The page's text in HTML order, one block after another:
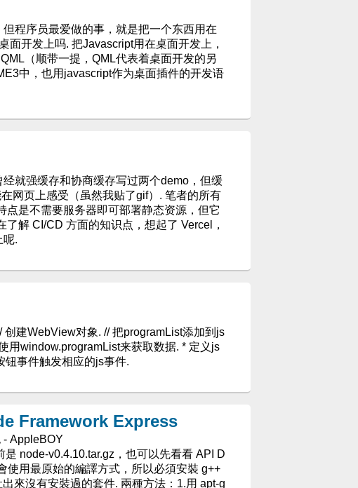
程序员最爱做的事，就是把一个东西用在
面开发上吗. 把Javascript用在桌面开发上，
（顺带一提，QML代表着桌面开发的另
中，也用javascript作为桌面插件的开发语
就强缓存和协商缓存写过两个demo，但缓
网页上感受（虽然我贴了gif）. 笔者的所有
点是不需要服务器即可部署静态资源，但它
解 CI/CD 方面的知识点，想起了 Vercel，
呢.
建WebView对象. // 把programList添加到js
用window.programList来获取数据. * 定义js
钮事件触发相应的js事件.
Framework Express
- AppleBOY
node-v0.4.10.tar.gz，也可以先看看 API D
使用最原始的編譯方式，所以必須安裝 g++
來沒有安裝過的套件. 兩種方法：1.用 apt-g